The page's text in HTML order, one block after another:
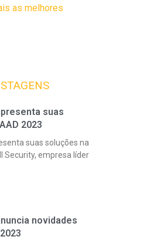
as melhores
suas
2023
suas soluções na
Security, empresa líder
novidades